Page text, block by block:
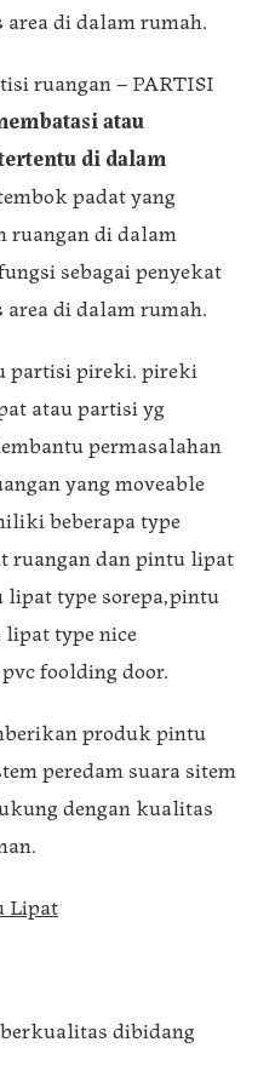
di dalam rumah.
ruangan – PARTISI
atau
di dalam
padat yang
ruangan di dalam
sebagai penyekat
di dalam rumah.
partisi pireki. pireki
atau partisi yg
permasalahan
yang moveable
beberapa type
ruangan dan pintu lipat
type sorepa,pintu
type nice
foolding door.
produk pintu
peredam suara sitem
dengan kualitas
Lipat
dibidang